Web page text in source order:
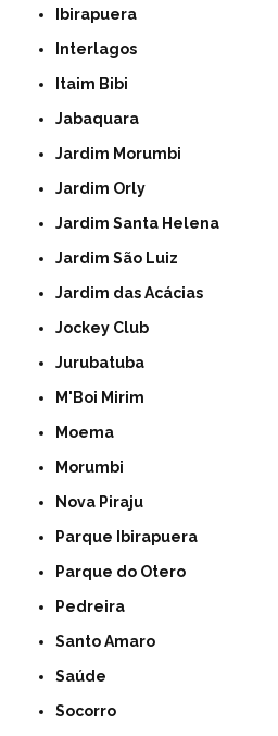
Ibirapuera
Interlagos
Itaim Bibi
Jabaquara
Jardim Morumbi
Jardim Orly
Jardim Santa Helena
Jardim São Luiz
Jardim das Acácias
Jockey Club
Jurubatuba
M'Boi Mirim
Moema
Morumbi
Nova Piraju
Parque Ibirapuera
Parque do Otero
Pedreira
Santo Amaro
Saúde
Socorro